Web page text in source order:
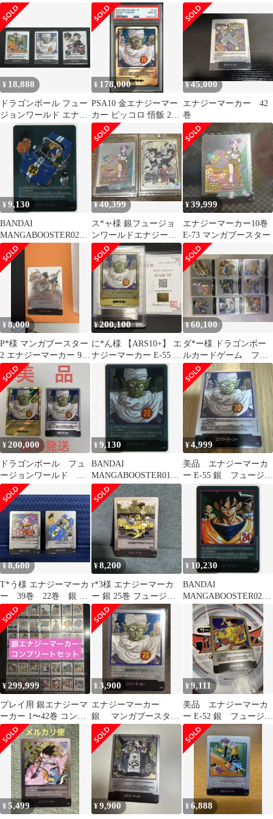
ーマーカー フュージョ
ンワールド
ーマーカー 銀 e-55 20
巻
ド エナジーマーカー E-
43 2巻
¥ 18,888
ドラゴンボール フュー
ジョンワールド エナジ
ーマーカー 3枚セット
¥ 178,000
PSA10 金エナジーマー
カー ピッコロ 悟飯 20
巻表紙 E-55
¥45,000
エナジーマーカー 42
巻
¥9,130
BANDAI
MANGABOOSTER02
(SB02収録)エナジーマ
ーカー 単行本表紙二十
二巻(銀背景) E-76
¥40,399
ス*ャ様 銀フュージョ
ンワールドエナジーマ
ーカーブルマe-73孫悟
空少年期SCR
¥39,999
エナジーマーカー10巻
E-73 マンガブースター
¥8,000
P*様 マンガブースター
2 エナジーマーカー 9巻
表紙 e-72
¥200,100
に*ん様 【ARS10+】 エ
ナジーマーカー E-55 金
パラレル 20巻 【
¥60,100
ダ*ー様 ドラゴンボー
ルカードゲーム フュ
ージョンワールド エ
ナジーマーカー ま
¥200,000
ドラゴンボール フュ
ージョンワールド エ
ナジーマーカー 金
銀 20巻 E-55
¥9,130
BANDAI
MANGABOOSTER01
(SB01収録)エナジーマ
ーカー [単行本表紙二
十巻](銀背景) E-55
¥4,999
美品 エナジーマーカ
ー E-55 銀 フュージョ
ンワールド 漫画 20
¥8,600
T*う様 エナジーマーカ
ー 39巻 22巻 銀 セ
ット
¥8,200
r*3様 エナジーマーカ
ー 銀 25巻 フュージョ
ンワールド ドラゴン
ボール E
¥ 10,230
BANDAI
MANGABOOSTER02
(SB02収録)エナジーマ
ーカー 単行本表紙二十
四巻(銀背景) E-78
¥299,999
プレイ用 銀エナジーマ
ーカー 1〜42巻 コンプ
リート セット
¥3,900
エナジーマーカー
銀 マンガブースター
E-55 20巻 美品
¥9,111
美品 エナジーマーカ
ー E-52 銀 フュージョ
ンワールド 漫画 17
巻
¥5,499 ¥9,900 ¥6,888